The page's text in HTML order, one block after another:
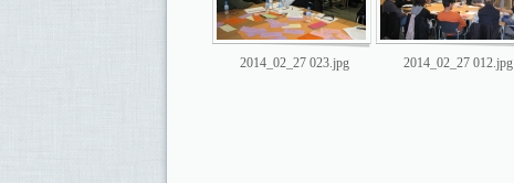
2014_02_27 023.jpg 2014_02_27 012.jpg